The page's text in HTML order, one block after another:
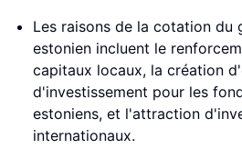
Les raisons de la cotation du
estonien incluent le
capitaux locaux, la création
d'investissement pour les
estoniens, et l'attraction
internationaux.